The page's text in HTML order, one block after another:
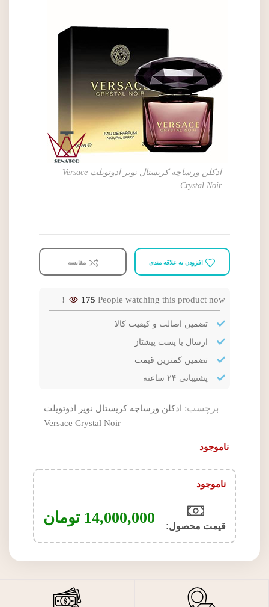
ادکلن ورساچه کریستال نویر ادوتویلت Versace
Crystal Noir
افزودن به علاقه مندی مقایسه
175 People watching this product now!
تضمین اصالت و کیفیت کالا
ارسال با پست پیشتاز
تضمین کمترین قیمت
پشتیبانی ۲۴ ساعته
برچسب:
ادکلن ورساچه کریستال نویر ادوتویلت
Versace Crystal Noir
ناموجود
ناموجود
قیمت محصول:​ 14,000,000 تومان